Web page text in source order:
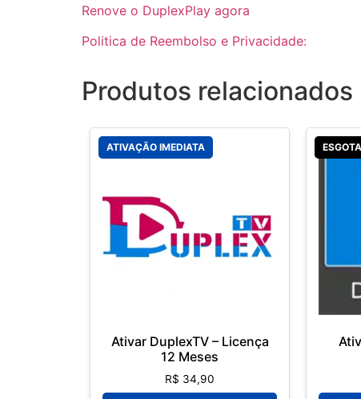
Renove o DuplexPlay agora
Politica de Reembolso e Privacidade:
Produtos relacionados
Ativar DuplexTV – Licença
12 Meses
R$ 34,90